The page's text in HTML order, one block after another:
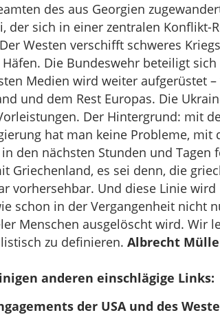
des aus Georgien
der sich in einer zentralen Konflikt-
Westen verschifft schweres
Die Bundeswehr beteiligt sich
Medien wird weiter aufgerüstet –
und dem Rest Europas. Die
Der Hintergrund: mit
hat man keine Probleme, mit
den nächsten Stunden und Tagen
Griechenland, es sei denn, die
vorhersehbar. Und diese Linie wird
schon in der Vergangenheit nicht
Menschen ausgelöscht wird. Wir
zu definieren. Albrecht
anderen einschlägige Links:
der USA und des